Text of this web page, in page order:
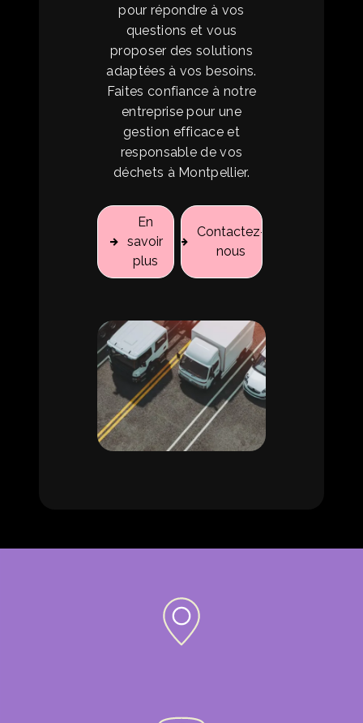
pour répondre à vos
questions et vous
proposer des solutions
adaptées à vos besoins.
Faites confiance à notre
entreprise pour une
gestion efficace et
responsable de vos
déchets à Montpellier.
En
savoir
plus
Contactez-
nous